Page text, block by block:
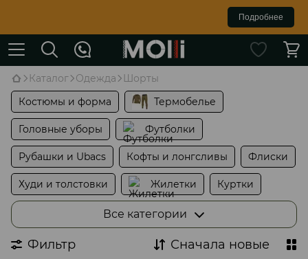
Подробнее
Каталог Одежда
Шорты
Костюмы и форма
Термобелье
Головные уборы Футболки
Рубашки и Ubacs Кофты и лонгсливы Флиски
Худи и толстовки Жилетки Куртки
Шорты
Дождевики и пончо Носки
Все категории
Фильтр Сначала новые